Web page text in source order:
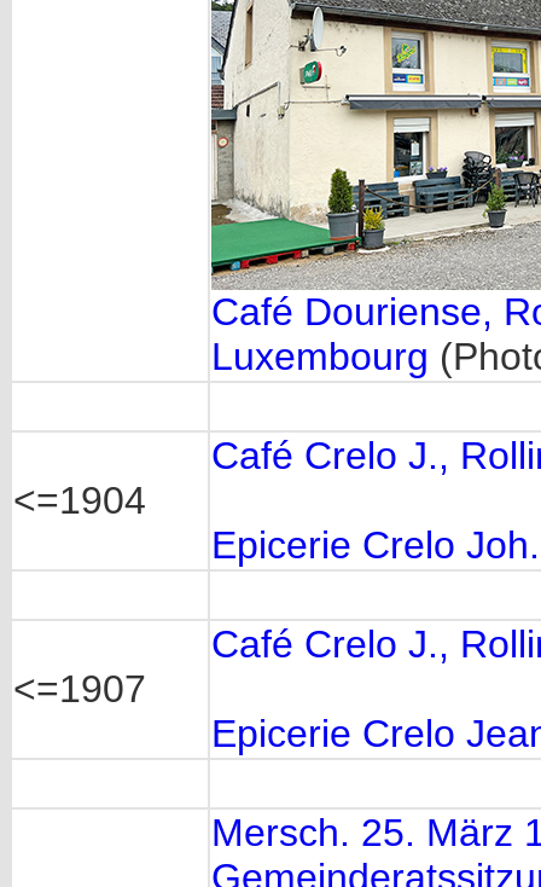
Café Douriense,
Luxembourg
<=1904
Café Crelo J.,
Epicerie Crelo
<=1907
Café Crelo J.,
Epicerie Crelo
Mersch. 25. März